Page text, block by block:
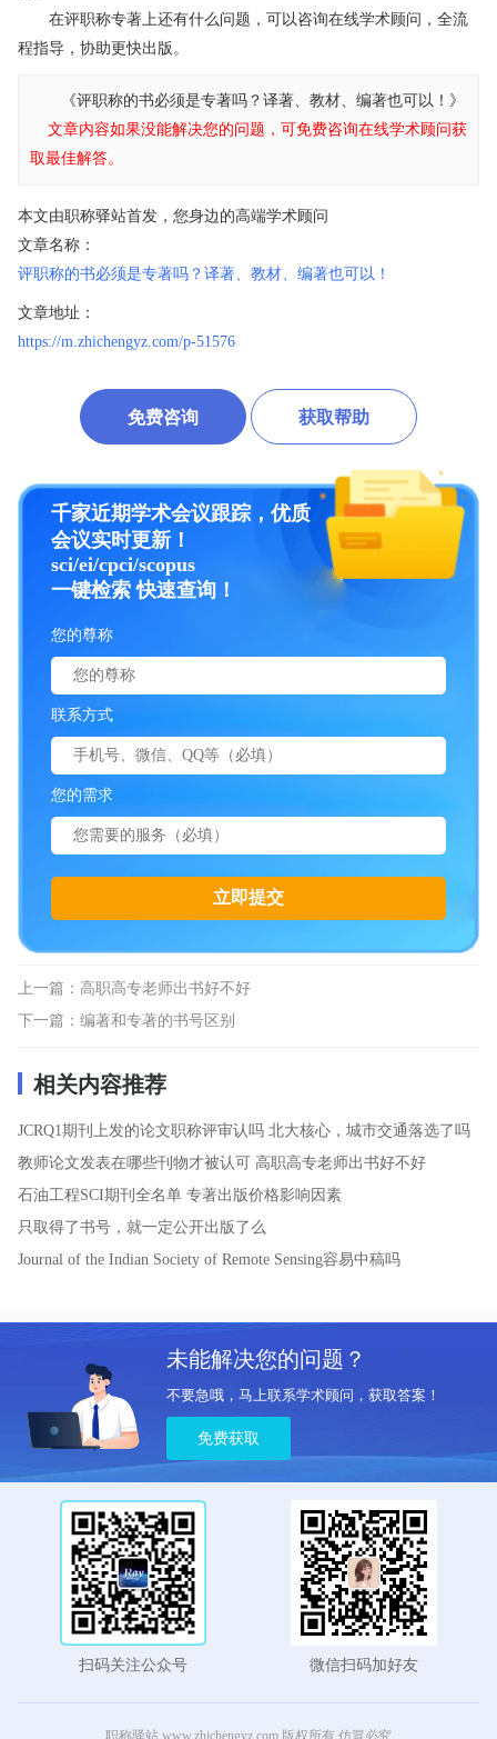
在评职称专著上还有什么问题，可以咨询在线学术顾问，全流
程指导，协助更快出版。
《评职称的书必须是专著吗？译著、教材、编著也可以！》
文章内容如果没能解决您的问题，可免费咨询在线学术顾问获
取最佳解答。
本文由职称驿站首发，您身边的高端学术顾问
文章名称：
评职称的书必须是专著吗？译著、教材、编著也可以！
文章地址：
https://m.zhichengyz.com/p-51576
免费咨询 获取帮助
千家近期学术会议跟踪，优质
会议实时更新！
sci/ei/cpci/scopus
一键检索 快速查询！
您的尊称
联系方式
您的需求
上一篇： 高职高专老师出书好不好
下一篇： 编著和专著的书号区别
相关内容推荐
JCRQ1期刊上发的论文职称评审认吗 北大核心，城市交通落选了吗
教师论文发表在哪些刊物才被认可 高职高专老师出书好不好
石油工程SCI期刊全名单 专著出版价格影响因素
只取得了书号，就一定公开出版了么
Journal of the Indian Society of Remote Sensing容易中稿吗
未能解决您的问题？
不要急哦，马上联系学术顾问，获取答案！
免费获取
扫码关注公众号 微信扫码加好友
职称驿站 www.zhichengyz.com 版权所有 仿冒必究